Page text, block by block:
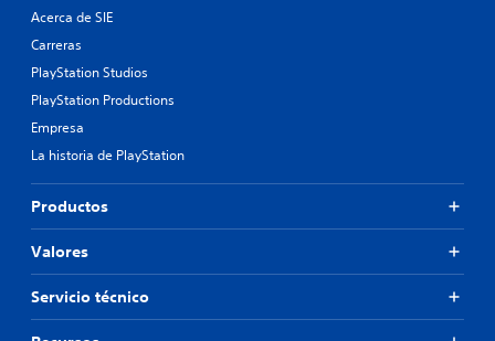
Acerca de SIE
Carreras
PlayStation Studios
PlayStation Productions
Empresa
La historia de PlayStation
Productos
Valores
Servicio técnico